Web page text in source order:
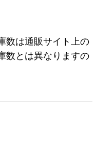
数は通販サイト上の
数とは異なりますの